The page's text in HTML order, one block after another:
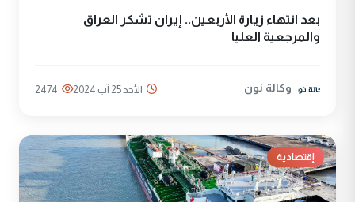
بعد انتهاء زيارة الأربعين.. إيران تشكر العراق
والمرجعية العليا
وكالة نون الأحد 25 آب 2024 2474
إقتصادية